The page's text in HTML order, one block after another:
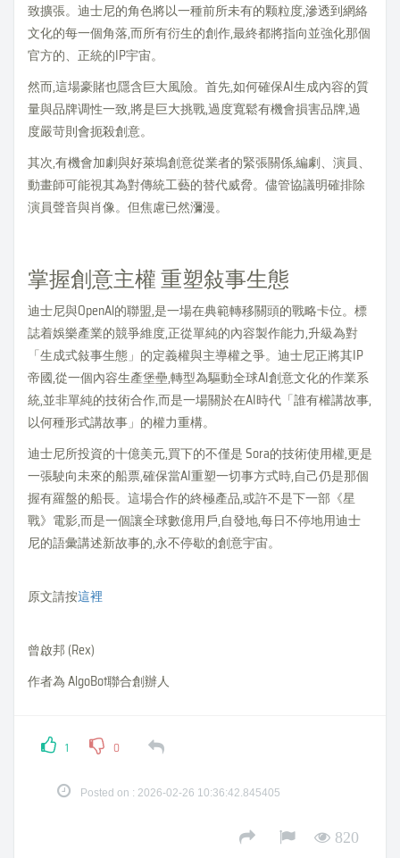
致擴張。迪士尼的角色將以一種前所未有的颗粒度,滲透到網絡
文化的每一個角落,而所有衍生的創作,最終都將指向並強化那個
官方的、正統的IP宇宙。
然而,這場豪賭也隱含巨大風險。首先,如何確保AI生成內容的質
量與品牌调性一致,將是巨大挑戰,過度寬鬆有機會損害品牌,過
度嚴苛則會扼殺創意。
其次,有機會加劇與好萊塢創意從業者的緊張關係,編劇、演員、
動畫師可能視其為對傳統工藝的替代威脅。儘管協議明確排除
演員聲音與肖像。但焦慮已然瀰漫。
掌握創意主權 重塑敍事生態
迪士尼與OpenAl的聯盟,是一場在典範轉移關頭的戰略卡位。標
誌着娛樂產業的競爭維度,正從單純的內容製作能力,升級為對
「生成式敍事生態」的定義權與主導權之爭。迪士尼正將其IP
帝國,從一個內容生產堡壘,轉型為驅動全球AI創意文化的作業系
統,並非單純的技術合作,而是一場關於在AI時代「誰有權講故事,
以何種形式講故事」的權力重構。
迪士尼所投資的十億美元,買下的不僅是 Sora的技術使用權,更是
一張駛向未來的船票,確保當AI重塑一切事方式時,自己仍是那個
握有羅盤的船長。這場合作的終極產品,或許不是下一部《星
戰》電影,而是一個讓全球數億用戶,自發地,每日不停地用迪士
尼的語彙講述新故事的,永不停歇的創意宇宙。
原文請按這裡
曾啟邦 (Rex)
作者為 AlgoBot聯合創辦人
1 0
Posted on : 2026-02-26 10:36:42.845405
820